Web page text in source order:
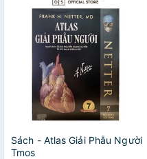
Sách - Atlas Giải Phẫu Người
Tmos